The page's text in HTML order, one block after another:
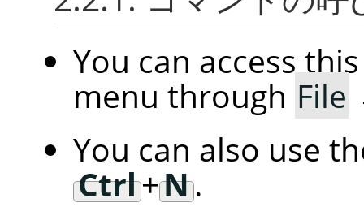
You can access
menu through File
You can also use
Ctrl+N.